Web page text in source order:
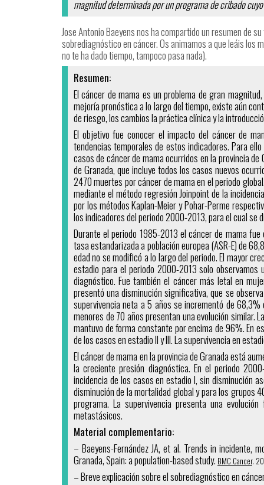
magnitud determinada por un programa de cribado
Jose Antonio Baeyens nos ha compartido un resumen de
sobrediagnóstico en cáncer. Os animamos a que leáis
no te ha dado tiempo, tampoco pasa nada).
Resumen:
El cáncer de mama es un problema de gran
mejoría pronóstica a lo largo del tiempo, existe aún
de riesgo, los cambios la práctica clínica y la
El objetivo fue conocer el impacto del cáncer de
tendencias temporales de estos indicadores. Para
casos de cáncer de mama ocurridos en la provincia
de Granada, que incluye todos los casos nuevos
2470 muertes por cáncer de mama en el periodo
mediante el método regresión Joinpoint de la
por los métodos Kaplan-Meier y Pohar-Perme
los indicadores del periodo 2000-2013, para el cual se
Durante el periodo 1985-2013 el cáncer de mama
tasa estandarizada a población europea (ASR-E) de
edad no se modificó a lo largo del periodo. El mayor
estadio para el periodo 2000-2013 solo
diagnóstico. Fue también el cáncer más letal en
presentó una disminución significativa, que se
supervivencia neta a 5 años se incrementó de
menores de 70 años presentan una evolución similar.
mantuvo de forma constante por encima de 96%. En
de los casos en estadio II y III. La supervivencia en
El cáncer de mama en la provincia de Granada está
la creciente presión diagnóstica. En el periodo
incidencia de los casos en estadio I, sin disminución
disminución de la mortalidad global y para los grupos
programa. La supervivencia presenta una
metastásicos.
Material complementario:
– Baeyens-Fernández JA, et al. Trends in
Granada, Spain: a population-based study. BMC Cancer.
– Breve explicación sobre el sobrediagnóstico en